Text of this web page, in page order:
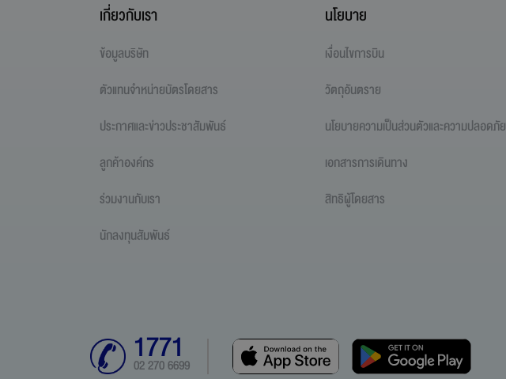
เกี่ยวกับเรา
ข้อมูลบริษัท
ตัวแทนจำหน่ายบัตรโดยสาร
ประกาศและข่าวประชาสัมพันธ์
ลูกค้าองค์กร
ร่วมงานกับเรา
นักลงทุนสัมพันธ์
นโยบาย
เงื่อนไขการบิน
วัตถุอันตราย
นโยบายความเป็นส่วนตัวและความปลอดภัย
เอกสารการเดินทาง
สิทธิผู้โดยสาร
1771
02 270 6699